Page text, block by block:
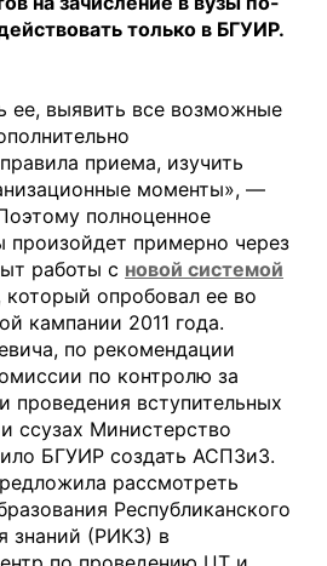
только в БГУИР.
ее, выявить все возможные
приема, изучить
моменты», —
полноценное
произойдет примерно через
работы с новой системой
который опробовал ее во
кампании 2011 года.
по рекомендации
по контролю за
проведения вступительных
ссузах Министерство
БГУИР создать АСПЗиЗ.
рассмотреть
Республиканского
знаний (РИКЗ) в